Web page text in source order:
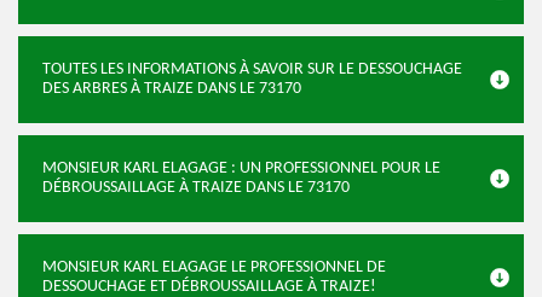
TOUTES LES INFORMATIONS À SAVOIR SUR LE DESSOUCHAGE
DES ARBRES À TRAIZE DANS LE 73170
MONSIEUR KARL ELAGAGE : UN PROFESSIONNEL POUR LE
DÉBROUSSAILLAGE À TRAIZE DANS LE 73170
MONSIEUR KARL ELAGAGE LE PROFESSIONNEL DE
DESSOUCHAGE ET DÉBROUSSAILLAGE À TRAIZE!